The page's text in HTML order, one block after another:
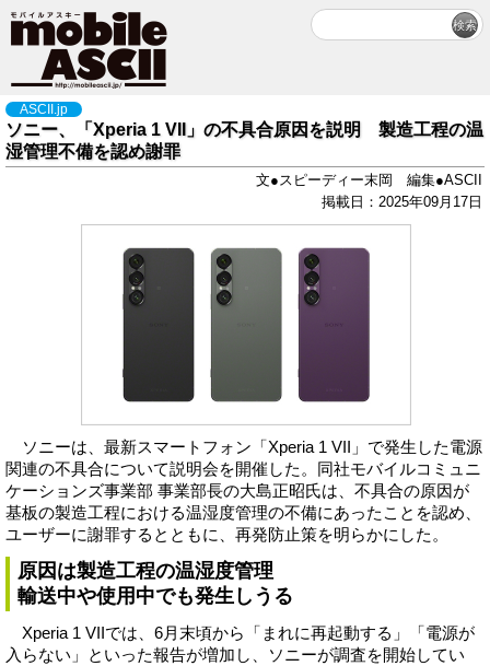
ASCII.jp
ソニー、「Xperia 1 VII」の不具合原因を説明 製造工程の温
湿管理不備を認め謝罪
文●スピーディー末岡 編集●ASCII
掲載日：2025年09月17日
ソニーは、最新スマートフォン「Xperia 1 VII」で発生した電源
関連の不具合について説明会を開催した。同社モバイルコミュニ
ケーションズ事業部 事業部長の大島正昭氏は、不具合の原因が
基板の製造工程における温湿度管理の不備にあったことを認め、
ユーザーに謝罪するとともに、再発防止策を明らかにした。
原因は製造工程の温湿度管理
輸送中や使用中でも発生しうる
Xperia 1 VIIでは、6月末頃から「まれに再起動する」「電源が
入らない」といった報告が増加し、ソニーが調査を開始してい